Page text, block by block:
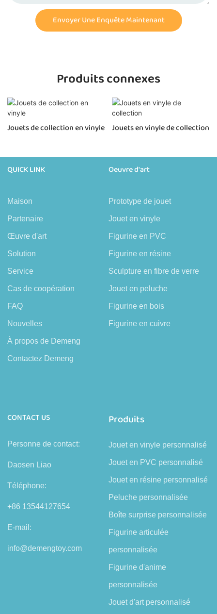
Envoyer Une Enquête Maintenant
Produits connexes
Jouets de collection en vinyle Jouets en vinyle de collection
QUICK LINK
Maison
Partenaire
Œuvre d'art
Solution
Service
Cas de coopération
FAQ
Nouvelles
À propos de Demeng
Contactez Demeng
Oeuvre d'art
Prototype de jouet
Jouet en vinyle
Figurine en PVC
Figurine en résine
Sculpture en fibre de verre
Jouet en peluche
Figurine en bois
Figurine en cuivre
CONTACT US
Personne de contact:
Daosen Liao
Téléphone:
+86 13544127654
E-mail:
info@demengtoy.com
Produits
Jouet en vinyle personnalisé
Jouet en PVC personnalisé
Jouet en résine personnalisé
Peluche personnalisée
Boîte surprise personnalisée
Figurine articulée
personnalisée
Figurine d'anime
personnalisée
Jouet d'art personnalisé